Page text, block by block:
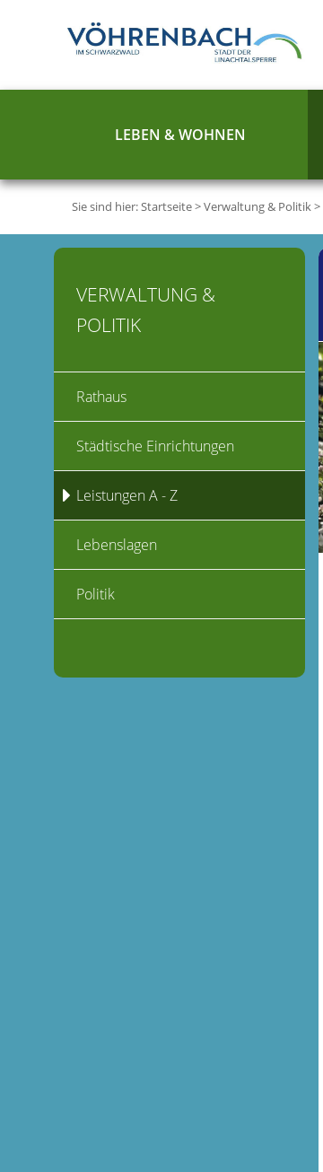
LEBEN & WOHNEN
Sie sind hier:Startseite>Verwaltung & Politik>
VERWALTUNG &
POLITIK
Rathaus
Städtische Einrichtungen
Leistungen A - Z
Lebenslagen
Politik